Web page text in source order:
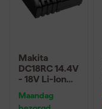
Makita
DC18RC 14.4V
- 18V Li-Ion
snellader met
Maandag